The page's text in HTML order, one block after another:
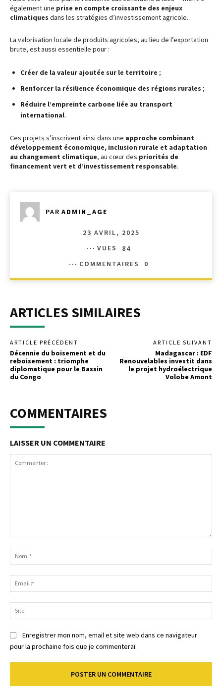
également une prise en compte croissante des enjeux
climatiques dans les stratégies d’investissement agricole.
La valorisation locale de produits agricoles, au lieu de l’exportation
brute, est aussi essentielle pour :
Créer de la valeur ajoutée sur le territoire ;
Renforcer la résilience économique des régions rurales ;
Réduire l’empreinte carbone liée au transport
international.
Ces projets s’inscrivent ainsi dans une approche combinant
développement économique, inclusion rurale et adaptation
au changement climatique, au cœur des priorités de
financement vert et d’investissement responsable.
PAR ADMIN_AGE
23 AVRIL, 2025
VUES
84
COMMENTAIRES
0
ARTICLES SIMILAIRES
ARTICLE PRÉCÉDENT
Décennie du boisement et du
reboisement : triomphe
diplomatique pour le Bassin
du Congo
ARTICLE SUIVANT
Madagascar : EDF
Renouvelables investit dans
le projet hydroélectrique
Volobe Amont
COMMENTAIRES
LAISSER UN COMMENTAIRE
:*
:*
:
Enregistrer mon nom, email et site web dans ce navigateur
pour la prochaine fois que je commenterai.